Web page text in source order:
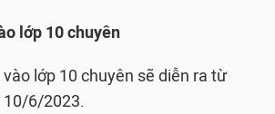
lớp 10 chuyên
lớp 10 chuyên sẽ diễn ra từ
10/6/2023.